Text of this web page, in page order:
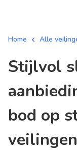
Home Alle
stijlvol slaaptextiel /
bod op